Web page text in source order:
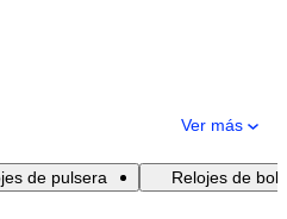
Ver más
de pulsera Relojes de